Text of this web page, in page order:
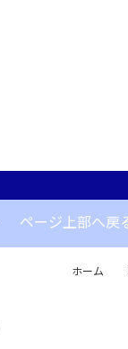
ページ上部へ戻
ホーム